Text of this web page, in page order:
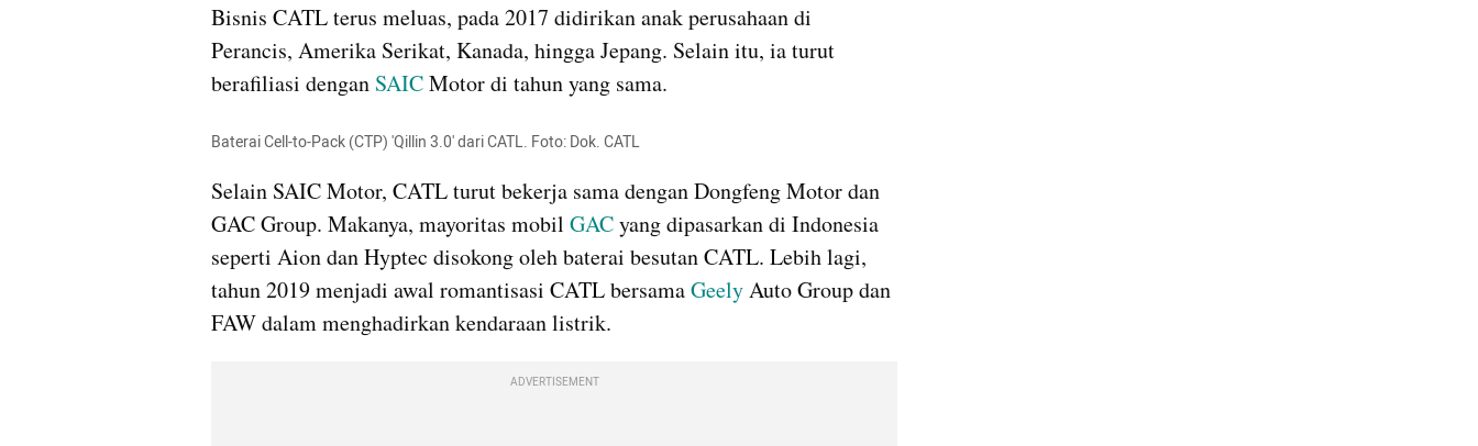
Bisnis CATL terus meluas, pada 2017 didirikan anak perusahaan di
Perancis, Amerika Serikat, Kanada, hingga Jepang. Selain itu, ia turut
berafiliasi dengan SAIC Motor di tahun yang sama.
Baterai Cell-to-Pack (CTP) 'Qillin 3.0' dari CATL. Foto: Dok. CATL
Selain SAIC Motor, CATL turut bekerja sama dengan Dongfeng Motor dan
GAC Group. Makanya, mayoritas mobil GAC yang dipasarkan di Indonesia
seperti Aion dan Hyptec disokong oleh baterai besutan CATL. Lebih lagi,
tahun 2019 menjadi awal romantisasi CATL bersama Geely Auto Group dan
FAW dalam menghadirkan kendaraan listrik.
ADVERTISEMENT